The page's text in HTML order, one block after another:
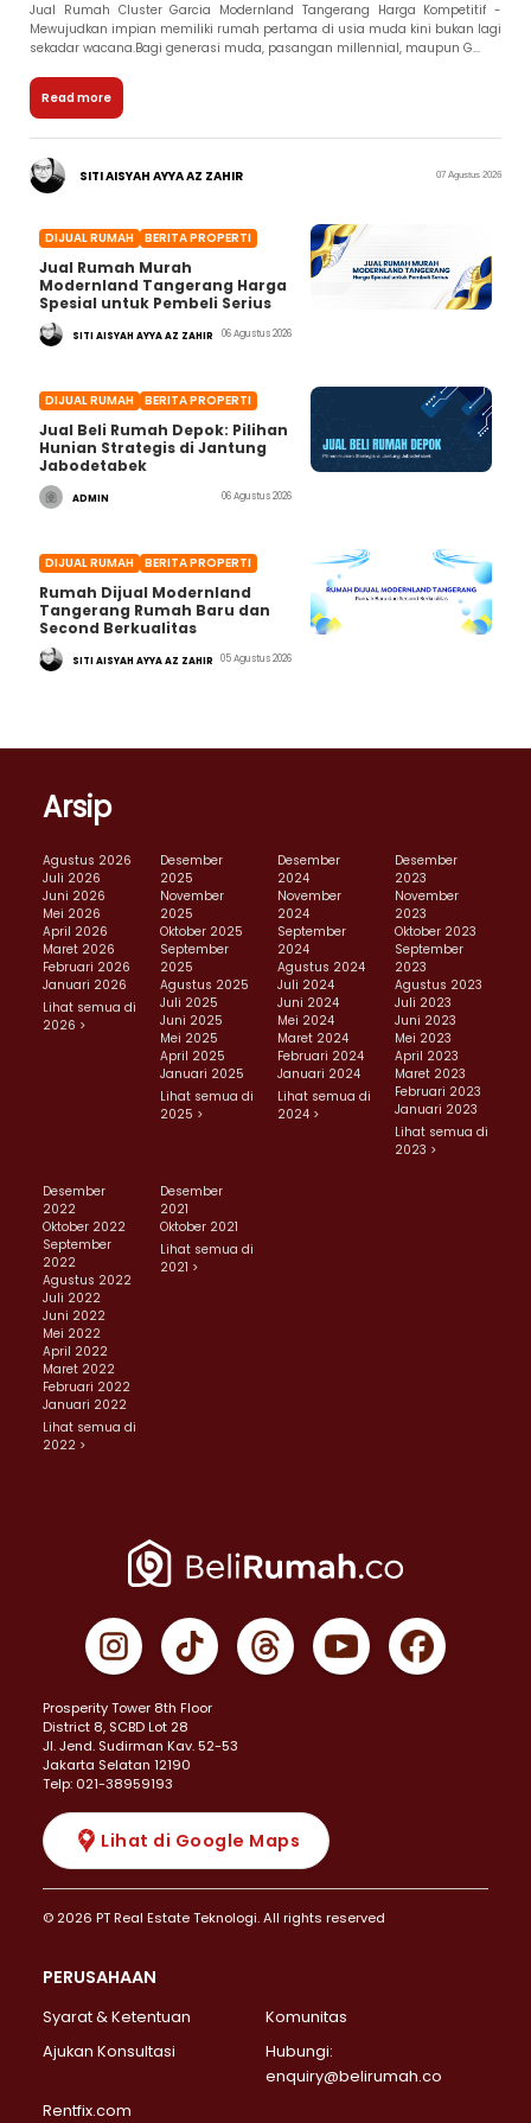
Jual Rumah Cluster Garcia Modernland Tangerang Harga Kompetitif -
Mewujudkan impian memiliki rumah pertama di usia muda kini bukan lagi
sekadar wacana.Bagi generasi muda, pasangan millennial, maupun G...
Read more
SITI AISYAH AYYA AZ ZAHIR 07 Agustus 2026
DIJUAL RUMAH BERITA PROPERTI
Jual Rumah Murah
Modernland Tangerang Harga
Spesial untuk Pembeli Serius
SITI AISYAH AYYA AZ ZAHIR 06 Agustus 2026
DIJUAL RUMAH BERITA PROPERTI
Jual Beli Rumah Depok: Pilihan
Hunian Strategis di Jantung
Jabodetabek
ADMIN 06 Agustus 2026
DIJUAL RUMAH BERITA PROPERTI
Rumah Dijual Modernland
Tangerang Rumah Baru dan
Second Berkualitas
SITI AISYAH AYYA AZ ZAHIR 05 Agustus 2026
Arsip
Agustus 2026
Juli 2026
Juni 2026
Mei 2026
April 2026
Maret 2026
Februari 2026
Januari 2026
Lihat semua di
2026 >
Desember
2025
November
2025
Oktober 2025
September
2025
Agustus 2025
Juli 2025
Juni 2025
Mei 2025
April 2025
Januari 2025
Lihat semua di
2025 >
Desember
2024
November
2024
September
2024
Agustus 2024
Juli 2024
Juni 2024
Mei 2024
Maret 2024
Februari 2024
Januari 2024
Lihat semua di
2024 >
Desember
2023
November
2023
Oktober 2023
September
2023
Agustus 2023
Juli 2023
Juni 2023
Mei 2023
April 2023
Maret 2023
Februari 2023
Januari 2023
Lihat semua di
2023 >
Desember
2022
Oktober 2022
September
2022
Agustus 2022
Juli 2022
Juni 2022
Mei 2022
April 2022
Maret 2022
Februari 2022
Januari 2022
Lihat semua di
2022 >
Desember
2021
Oktober 2021
Lihat semua di
2021 >
Prosperity Tower 8th Floor
District 8, SCBD Lot 28
JI. Jend. Sudirman Kav. 52-53
Jakarta Selatan 12190
Telp: 021-38959193
Lihat di Google Maps
© 2026 PT Real Estate Teknologi. All rights reserved
PERUSAHAAN
Syarat & Ketentuan
Komunitas
Ajukan Konsultasi
Hubungi:
enquiry@belirumah.co
Rentfix.com